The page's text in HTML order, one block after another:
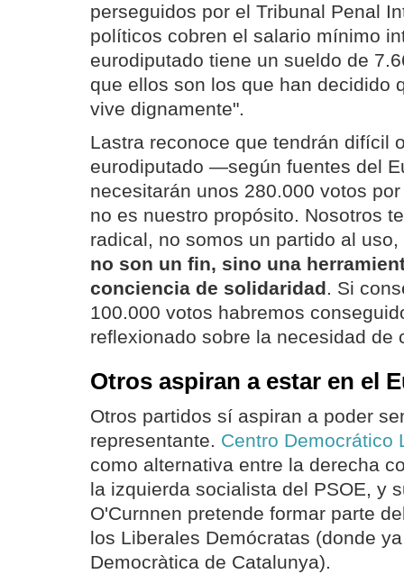
perseguidos por el Tribunal Penal
políticos cobren el salario mínimo
eurodiputado tiene un sueldo de
que ellos son los que han decidido
vive dignamente".
Lastra reconoce que tendrán difícil
eurodiputado —según fuentes del
necesitarán unos 280.000 votos
no es nuestro propósito. Nosotros
radical, no somos un partido al
no son un fin, sino una
conciencia de solidaridad. Si
100.000 votos habremos
reflexionado sobre la necesidad de
Otros aspiran a estar en el
Otros partidos sí aspiran a poder
representante. Centro Democrático
como alternativa entre la derecha
la izquierda socialista del PSOE, y
O'Curnnen pretende formar parte
los Liberales Demócratas (donde
Democràtica de Catalunya).